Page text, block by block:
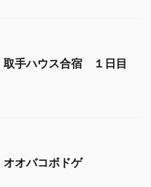
手ハウス合宿 １日目
オバコボドゲ